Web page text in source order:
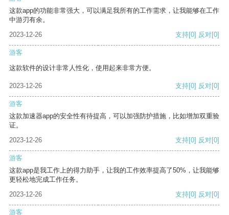
这款app的功能非常强大，可以满足我所有的工作需求，让我能够在工作
中游刃有余。
2023-12-26
支持[0] 反对[0]
游客
这款软件的设计非常人性化，使用起来非常方便。
2023-12-26 支持[0] 反对[0]
游客
这款加速器app的安全性有待提高，可以加强防护措施，比如增加双重验
证。
2023-12-26
支持[0] 反对[0]
游客
这款app是我工作上的得力助手，让我的工作效率提高了50%，让我能够
更轻松地完成工作任务。
2023-12-26
支持[0] 反对[0]
游客